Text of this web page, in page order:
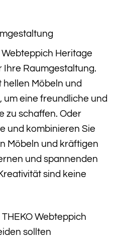
Webteppich Heritage
Ihre Raumgestaltung.
hellen Möbeln und
eine freundliche und
zu schaffen. Oder
und kombinieren Sie
Möbeln und kräftigen
und spannenden
sind keine
Webteppich
sollten